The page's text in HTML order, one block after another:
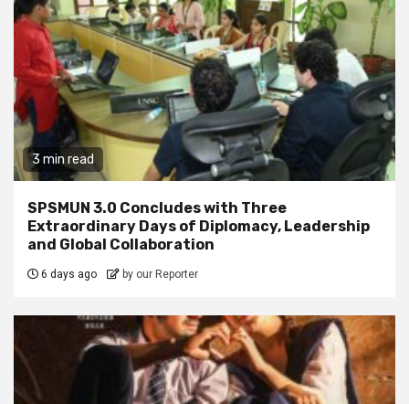
3 min read
SPSMUN 3.0 Concludes with Three
Extraordinary Days of Diplomacy, Leadership
and Global Collaboration
6 days ago by our Reporter